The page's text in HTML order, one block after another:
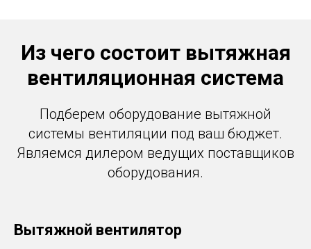
Из чего состоит вытяжная
вентиляционная система
Подберем оборудование вытяжной
системы вентиляции под ваш бюджет.
Являемся дилером ведущих поставщиков
оборудования.
Вытяжной вентилятор